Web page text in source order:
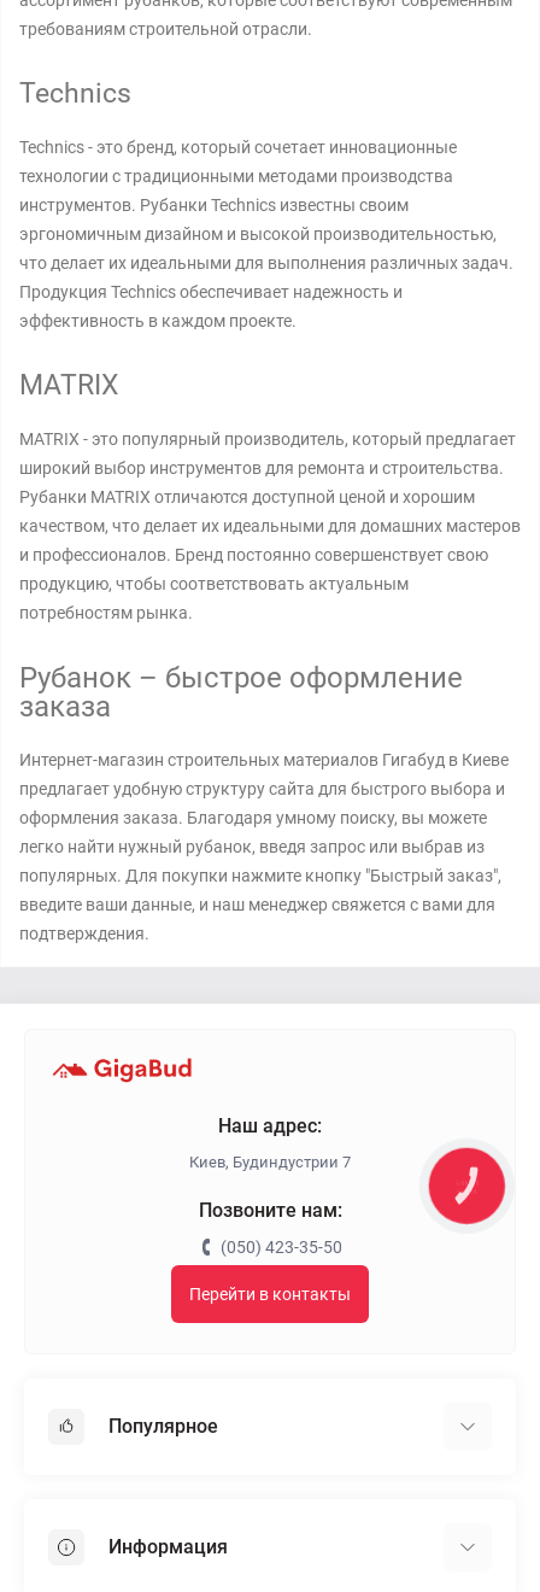
требованиям строительной отрасли.
Technics
Technics - это бренд, который сочетает инновационные
технологии с традиционными методами производства
инструментов. Рубанки Technics известны своим
эргономичным дизайном и высокой производительностью,
что делает их идеальными для выполнения различных задач.
Продукция Technics обеспечивает надежность и
эффективность в каждом проекте.
MATRIX
MATRIX - это популярный производитель, который предлагает
широкий выбор инструментов для ремонта и строительства.
Рубанки MATRIX отличаются доступной ценой и хорошим
качеством, что делает их идеальными для домашних мастеров
и профессионалов. Бренд постоянно совершенствует свою
продукцию, чтобы соответствовать актуальным
потребностям рынка.
Рубанок – быстрое оформление
заказа
Интернет-магазин строительных материалов Гигабуд в Киеве
предлагает удобную структуру сайта для быстрого выбора и
оформления заказа. Благодаря умному поиску, вы можете
легко найти нужный рубанок, введя запрос или выбрав из
популярных. Для покупки нажмите кнопку "Быстрый заказ",
введите ваши данные, и наш менеджер свяжется с вами для
подтверждения.
Наш адрес:
Киев, Будиндустрии 7
Позвоните нам:
(050) 423-35-50
Перейти в контакты
Популярное
Пенопласт
Информация
КНОПКА
ЗВ'ЯЗКУ